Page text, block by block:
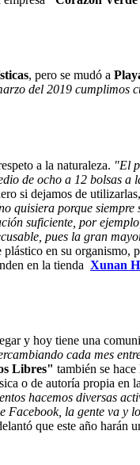
, pero se mudó a
del 2019 cumplimos
a la naturaleza. "El
de ocho a 12 bolsas a
si dejamos de
quisiera porque siempre
suficiente, por
pues la gran
en su organismo,
en la tienda Xunan
y hoy tiene una
cada mes
Libres" también se
o de autoría propia en la
hacemos diversas
Facebook, la gente va y
que este año harán